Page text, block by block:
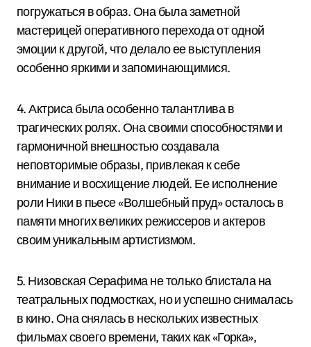
погружаться в образ. Она была заметной
мастерицей оперативного перехода от одной
эмоции к другой, что делало ее выступления
особенно яркими и запоминающимися.
4. Актриса была особенно талантлива в
трагических ролях. Она своими способностями и
гармоничной внешностью создавала
неповторимые образы, привлекая к себе
внимание и восхищение людей. Ее исполнение
роли Ники в пьесе «Волшебный пруд» осталось в
памяти многих великих режиссеров и актеров
своим уникальным артистизмом.
5. Низовская Серафима не только блистала на
театральных подмостках, но и успешно снималась
в кино. Она снялась в нескольких известных
фильмах своего времени, таких как «Горка»,